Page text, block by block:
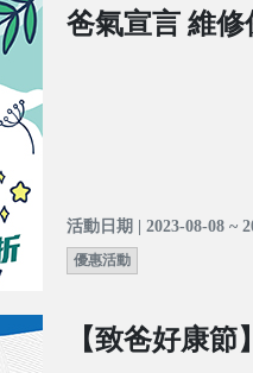
爸氣宣言 維修
活動日期 | 2023-08-08 ~
優惠活動
【致爸好康